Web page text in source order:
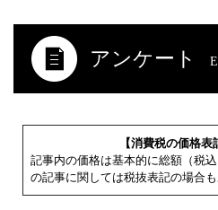
アンケート
【消費税の価格表
記事内の価格は基本的に総額（税
の記事に関しては税抜表記の場合も